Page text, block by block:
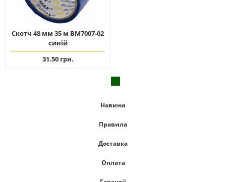
Скотч 48 мм 35 м ВМ7007-02
синій
31.50 грн.
Новини
Правила
Доставка
Оплата